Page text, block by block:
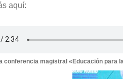
aquí:
conferencia magistral «Educación para